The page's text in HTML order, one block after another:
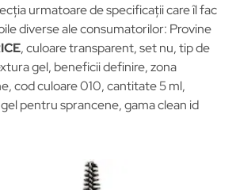
urmatoare de specificații care îl fac
diverse ale consumatorilor: Provine
, culoare transparent, set nu, tip de
gel, beneficii definire, zona
cod culoare 010, cantitate 5 ml,
pentru sprancene, gama clean id